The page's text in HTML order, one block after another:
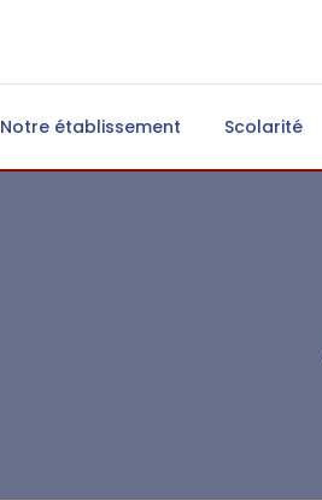
Notre établissement Scolarité